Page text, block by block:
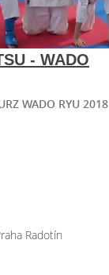
- WADO
WADO RYU 2018
Radotín